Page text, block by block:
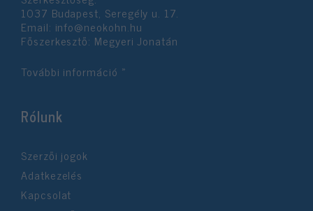
1037 Budapest, Seregély u. 17.
Email: info@neokohn.hu
Főszerkesztő: Megyeri Jonatán
További információ »
Rólunk
Szerzői jogok
Adatkezelés
Kapcsolat